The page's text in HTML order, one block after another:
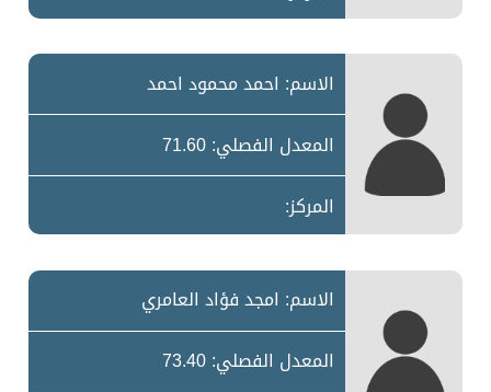
الاسم: احمد محمود احمد
المعدل الفصلي: 71.60
المركز:
الاسم: امجد فؤاد العامري
المعدل الفصلي: 73.40